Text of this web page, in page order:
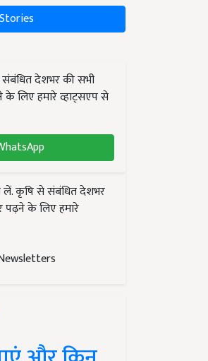
देशभर की सभी
लिए हमारे व्हाट्सएप से
लें. कृषि से संबंधित देशभर
के लिए हमारे